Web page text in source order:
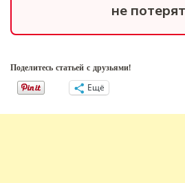
не
Поделитесь статьей с друзьями!
Ещё